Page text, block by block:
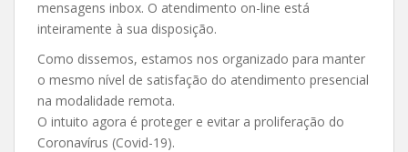
mensagens inbox. O atendimento on-line está
inteiramente à sua disposição.
Como dissemos, estamos nos organizado para manter
o mesmo nível de satisfação do atendimento presencial
na modalidade remota.
O intuito agora é proteger e evitar a proliferação do
Coronavírus (Covid-19).